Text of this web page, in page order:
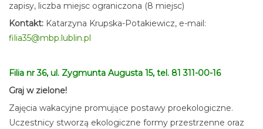
zapisy, liczba miejsc ograniczona (8 miejsc)
Kontakt: Katarzyna Krupska-Potakiewicz, e-mail:
filia35@mbp.lublin.pl
Filia nr 36, ul. Zygmunta Augusta 15, tel. 81 311-00-16
Graj w zielone!
Zajęcia wakacyjne promujące postawy proekologiczne.
Uczestnicy stworzą ekologiczne formy przestrzenne oraz